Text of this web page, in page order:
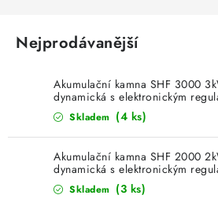
ŽÁROVKY
FOTOVOLTAIKA
OHŘÍVAČE VODY
CHYTRÁ DOMÁCNOST
Nejprodávanější
Akumulační kamna SHF 3000
dynamická s elektronickým
Stiebel Eltron 200176
Skladem (4 ks)
Akumulační kamna SHF 2000
dynamická s elektronickým
Stiebel Eltron 200175
Skladem (3 ks)